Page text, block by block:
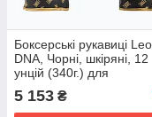
Боксерські рукавиці
DNA, Чорні, шкіряні, 12
унцій (340г.) для
спортсменів 60-80 кг.
(500176)
5 153 ₴